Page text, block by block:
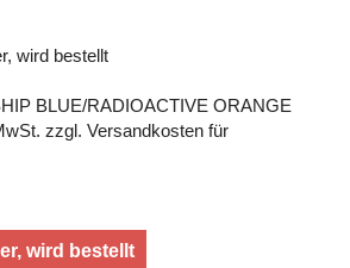
wird bestellt
BLUE/RADIOACTIVE ORANGE
zzgl. Versandkosten für
wird bestellt